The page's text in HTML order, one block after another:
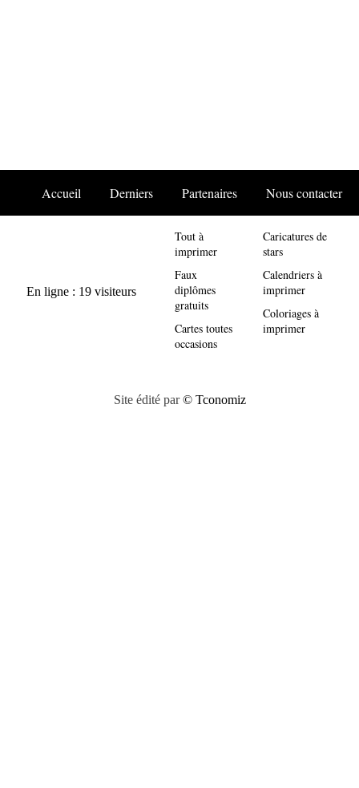
Accueil Derniers Partenaires Nous contacter
Tout à
imprimer
Faux
diplômes
gratuits
Cartes toutes
occasions
Caricatures de
stars
Calendriers à
imprimer
Coloriages à
imprimer
Site édité par© Tconomiz